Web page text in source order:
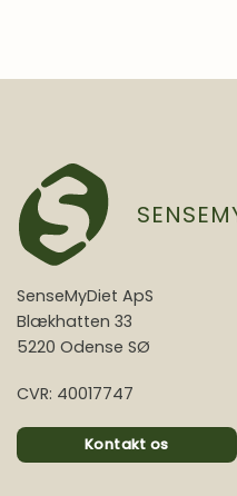
SenseMyDiet ApS
Blækhatten 33
5220 Odense SØ
CVR: 40017747
Kontakt os